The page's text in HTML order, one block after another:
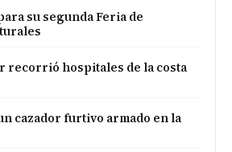
su segunda Feria de
recorrió hospitales de la costa
cazador furtivo armado en la